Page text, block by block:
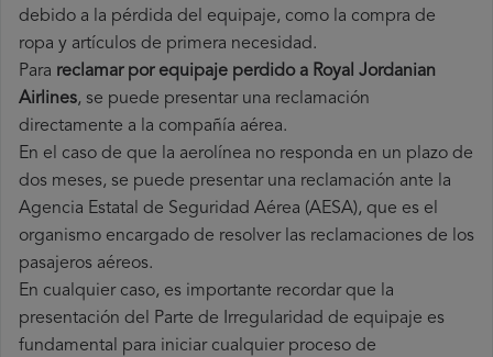
debido a la pérdida del equipaje, como la compra de
ropa y artículos de primera necesidad.
Para reclamar por equipaje perdido a Royal Jordanian
Airlines, se puede presentar una reclamación
directamente a la compañía aérea.
En el caso de que la aerolínea no responda en un plazo de
dos meses, se puede presentar una reclamación ante la
Agencia Estatal de Seguridad Aérea (AESA), que es el
organismo encargado de resolver las reclamaciones de los
pasajeros aéreos.
En cualquier caso, es importante recordar que la
presentación del Parte de Irregularidad de equipaje es
fundamental para iniciar cualquier proceso de